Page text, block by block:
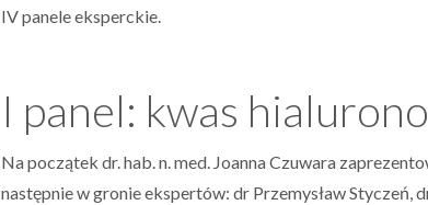
IV panele eksperckie.
I panel: kwas
Na początek dr. hab. n. med. Joanna Czuwara
następnie w gronie ekspertów: dr Przemysław Styczeń,